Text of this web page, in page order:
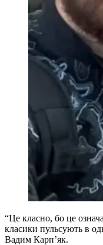
“Це класно, бо це
класики пульсують в
Вадим Карп’як.